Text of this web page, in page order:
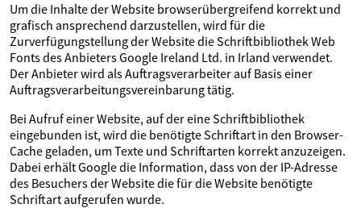
Um die Inhalte der Website browserübergreifend korrekt und
grafisch ansprechend darzustellen, wird für die
Zurverfügungstellung der Website die Schriftbibliothek Web
Fonts des Anbieters Google Ireland Ltd. in Irland verwendet.
Der Anbieter wird als Auftragsverarbeiter auf Basis einer
Auftragsverarbeitungsvereinbarung tätig.
Bei Aufruf einer Website, auf der eine Schriftbibliothek
eingebunden ist, wird die benötigte Schriftart in den Browser-
Cache geladen, um Texte und Schriftarten korrekt anzuzeigen.
Dabei erhält Google die Information, dass von der IP-Adresse
des Besuchers der Website die für die Website benötigte
Schriftart aufgerufen wurde.